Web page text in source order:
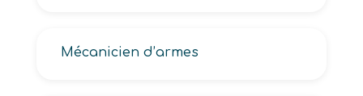
Mécanicien d’armes